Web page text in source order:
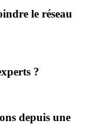
le réseau
?
depuis une